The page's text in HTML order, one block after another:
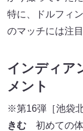
特に、ドルフィ
のマッチには注
インディア
メント
※第16弾［池袋
きむ 初めての体